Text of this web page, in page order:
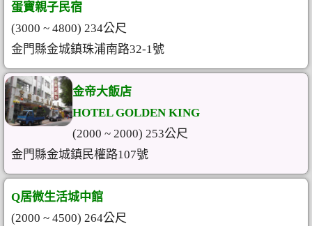
蛋寶親子民宿
(3000 ~ 4800) 234公尺
金門縣金城鎮珠浦南路32-1號
金帝大飯店
HOTEL GOLDEN KING
(2000 ~ 2000) 253公尺
金門縣金城鎮民權路107號
Q居微生活城中館
(2000 ~ 4500) 264公尺